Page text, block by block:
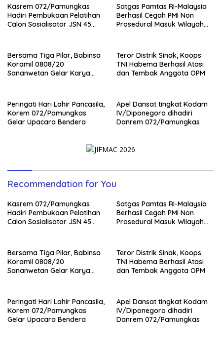
Kasrem 072/Pamungkas
Hadiri Pembukaan Pelatihan
Calon Sosialisator JSN 45
Satgas Pamtas RI-Malaysia
Berhasil Cegah PMI Non
Prosedural Masuk Wilayah
Bersama Tiga Pilar, Babinsa
Koramil 0808/20
Sananwetan Gelar Karya
Teror Distrik Sinak, Koops
TNI Habema Berhasil Atasi
dan Tembak Anggota OPM
Peringati Hari Lahir Pancasila,
Korem 072/Pamungkas
Gelar Upacara Bendera
Apel Dansat tingkat Kodam
lV/Diponegoro dihadiri
Danrem 072/Pamungkas
Recommendation for You
Kasrem 072/Pamungkas
Hadiri Pembukaan Pelatihan
Calon Sosialisator JSN 45
Satgas Pamtas RI-Malaysia
Berhasil Cegah PMI Non
Prosedural Masuk Wilayah
Bersama Tiga Pilar, Babinsa
Koramil 0808/20
Sananwetan Gelar Karya
Teror Distrik Sinak, Koops
TNI Habema Berhasil Atasi
dan Tembak Anggota OPM
Peringati Hari Lahir Pancasila,
Korem 072/Pamungkas
Gelar Upacara Bendera
Apel Dansat tingkat Kodam
lV/Diponegoro dihadiri
Danrem 072/Pamungkas